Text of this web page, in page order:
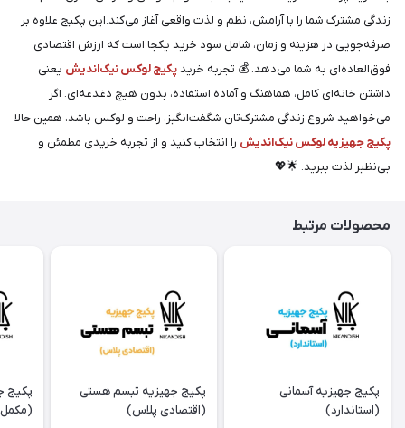
زندگی مشترک شما را با آرامش، نظم و لذت واقعی آغاز می‌کند.این پکیج علاوه بر
صرفه‌جویی در هزینه و زمان، شامل سود خرید یکجا است که ارزش اقتصادی
فوق‌العاده‌ای به شما می‌دهد. 💰 تجربه خریدپکیج لوکس نیک‌اندیش یعنی
داشتن خانه‌ای کامل، هماهنگ و آماده استفاده، بدون هیچ دغدغه‌ای. اگر
می‌خواهید شروع زندگی مشترک‌تان شگفت‌انگیز، راحت و لوکس باشد، همین حالا
پکیج جهیزیه لوکس نیک‌اندیش را انتخاب کنید و از تجربه خریدی مطمئن و
بی‌نظیر لذت ببرید. 🌟💖
محصولات مرتبط
پکیج جهیزیه آسمانی
(استاندارد)
پکیج جهیزیه تبسم هستی
(اقتصادی پلاس)
پکیج